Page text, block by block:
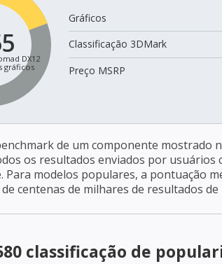
DX12
gráficos
Gráficos
Classificação 3DMark
Preço MSRP
de um componente mostrado
os resultados enviados por usuários
Para modelos populares, a pontuação
centenas de milhares de resultados
classificação de